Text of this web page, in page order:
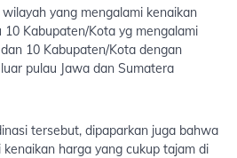
yang mengalami kenaikan
Kabupaten/Kota yg mengalami
10 Kabupaten/Kota dengan
pulau Jawa dan Sumatera
tersebut, dipaparkan juga bahwa
harga yang cukup tajam di